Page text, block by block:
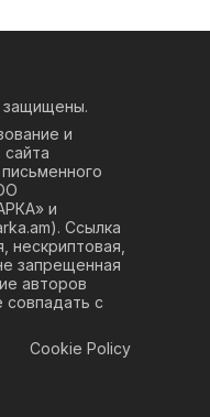
защищены.
и
и
). Ссылка
нескриптовая,
запрещенная
авторов
совпадать с
Cookie Policy